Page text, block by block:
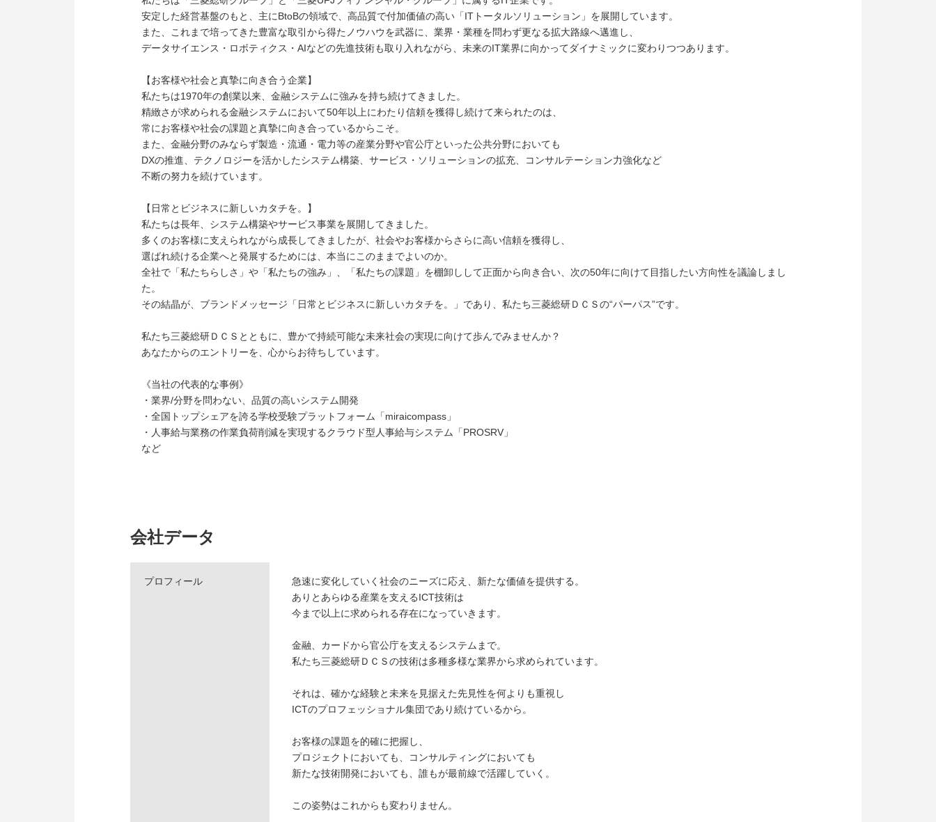
安定した経営基盤のもと、主にBtoBの領域で、高品質で付加価値の高い「ITトータルソリューション」を展開しています。
また、これまで培ってきた豊富な取引から得たノウハウを武器に、業界・業種を問わず更なる拡大路線へ邁進し、
データサイエンス・ロボティクス・AIなどの先進技術も取り入れながら、未来のIT業界に向かってダイナミックに変わりつつあります。
【お客様や社会と真摯に向き合う企業】
私たちは1970年の創業以来、金融システムに強みを持ち続けてきました。
精緻さが求められる金融システムにおいて50年以上にわたり信頼を獲得し続けて来られたのは、
常にお客様や社会の課題と真摯に向き合っているからこそ。
また、金融分野のみならず製造・流通・電力等の産業分野や官公庁といった公共分野においても
DXの推進、テクノロジーを活かしたシステム構築、サービス・ソリューションの拡充、コンサルテーション力強化など
不断の努力を続けています。
【日常とビジネスに新しいカタチを。】
私たちは長年、システム構築やサービス事業を展開してきました。
多くのお客様に支えられながら成長してきましたが、社会やお客様からさらに高い信頼を獲得し、
選ばれ続ける企業へと発展するためには、本当にこのままでよいのか。
全社で「私たちらしさ」や「私たちの強み」、「私たちの課題」を棚卸しして正面から向き合い、次の50年に向けて目指したい方向性を議論しまし
た。
その結晶が、ブランドメッセージ「日常とビジネスに新しいカタチを。」であり、私たち三菱総研ＤＣＳの“パーパス”です。
私たち三菱総研ＤＣＳとともに、豊かで持続可能な未来社会の実現に向けて歩んでみませんか？
あなたからのエントリーを、心からお待ちしています。
《当社の代表的な事例》
・業界/分野を問わない、品質の高いシステム開発
・全国トップシェアを誇る学校受験プラットフォーム「miraicompass」
・人事給与業務の作業負荷削減を実現するクラウド型人事給与システム「PROSRV」
など
会社データ
プロフィール
急速に変化していく社会のニーズに応え、新たな価値を提供する。
ありとあらゆる産業を支えるICT技術は
今まで以上に求められる存在になっていきます。
金融、カードから官公庁を支えるシステムまで。
私たち三菱総研ＤＣＳの技術は多種多様な業界から求められています。
それは、確かな経験と未来を見据えた先見性を何よりも重視し
ICTのプロフェッショナル集団であり続けているから。
お客様の課題を的確に把握し、
プロジェクトにおいても、コンサルティングにおいても
新たな技術開発においても、誰もが最前線で活躍していく。
この姿勢はこれからも変わりません。